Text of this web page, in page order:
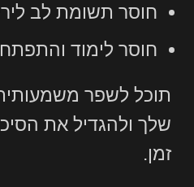
חוסר תשומת לב
חוסר לימוד
תוכל לשפר
שלך ולהגדיל את
זמן.